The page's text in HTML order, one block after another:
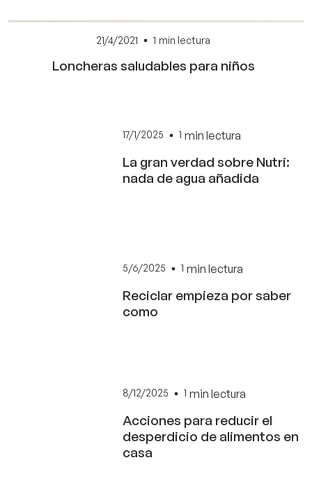
21/4/2021 1 min lectura
Loncheras saludables para niños
17/1/2025 1 min lectura
La gran verdad sobre Nutri:
nada de agua añadida
5/6/2025 1 min lectura
Reciclar empieza por saber
como
8/12/2025 1 min lectura
Acciones para reducir el
desperdicio de alimentos en
casa